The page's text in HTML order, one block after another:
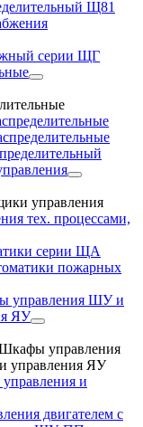
Щ81
серии ЩГ
управления
тех. процессами,
серии ЩА
пожарных
ШУ и
ЯУ
управления
управления ЯУ
и
двигателем с